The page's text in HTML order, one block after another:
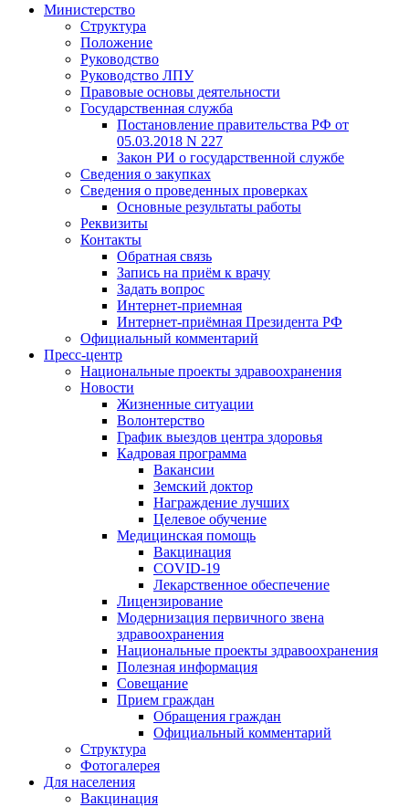
Министерство
Структура
Положение
Руководство
Руководство ЛПУ
Правовые основы деятельности
Государственная служба
Постановление правительства РФ от
05.03.2018 N 227
Закон РИ о государственной службе
Сведения о закупках
Сведения о проведенных проверках
Основные результаты работы
Реквизиты
Контакты
Обратная связь
Запись на приём к врачу
Задать вопрос
Интернет-приемная
Интернет-приёмная Президента РФ
Официальный комментарий
Пресс-центр
Национальные проекты здравоохранения
Новости
Жизненные ситуации
Волонтерство
График выездов центра здоровья
Кадровая программа
Вакансии
Земский доктор
Награждение лучших
Целевое обучение
Медицинская помощь
Вакцинация
COVID-19
Лекарственное обеспечение
Лицензирование
Модернизация первичного звена
здравоохранения
Национальные проекты здравоохранения
Полезная информация
Совещание
Прием граждан
Обращения граждан
Официальный комментарий
Структура
Фотогалерея
Для населения
Вакцинация